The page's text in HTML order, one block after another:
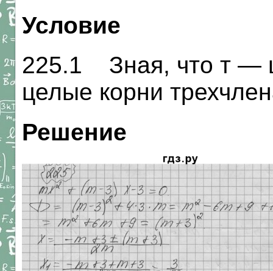
Условие
225.1 Зная, что т —
целые корни
Решение